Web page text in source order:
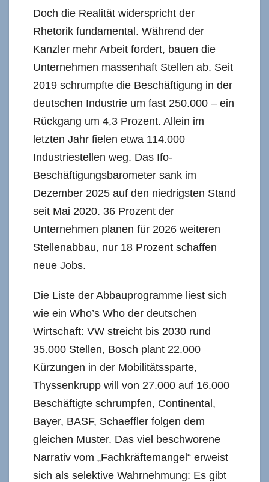
Doch die Realität widerspricht der
Rhetorik fundamental. Während der
Kanzler mehr Arbeit fordert, bauen die
Unternehmen massenhaft Stellen ab. Seit
2019 schrumpfte die Beschäftigung in der
deutschen Industrie um fast 250.000 – ein
Rückgang um 4,3 Prozent. Allein im
letzten Jahr fielen etwa 114.000
Industriestellen weg. Das Ifo-
Beschäftigungsbarometer sank im
Dezember 2025 auf den niedrigsten Stand
seit Mai 2020. 36 Prozent der
Unternehmen planen für 2026 weiteren
Stellenabbau, nur 18 Prozent schaffen
neue Jobs.
Die Liste der Abbauprogramme liest sich
wie ein Who’s Who der deutschen
Wirtschaft: VW streicht bis 2030 rund
35.000 Stellen, Bosch plant 22.000
Kürzungen in der Mobilitätssparte,
Thyssenkrupp will von 27.000 auf 16.000
Beschäftigte schrumpfen, Continental,
Bayer, BASF, Schaeffler folgen dem
gleichen Muster. Das viel beschworene
Narrativ vom „Fachkräftemangel“ erweist
sich als selektive Wahrnehmung: Es gibt